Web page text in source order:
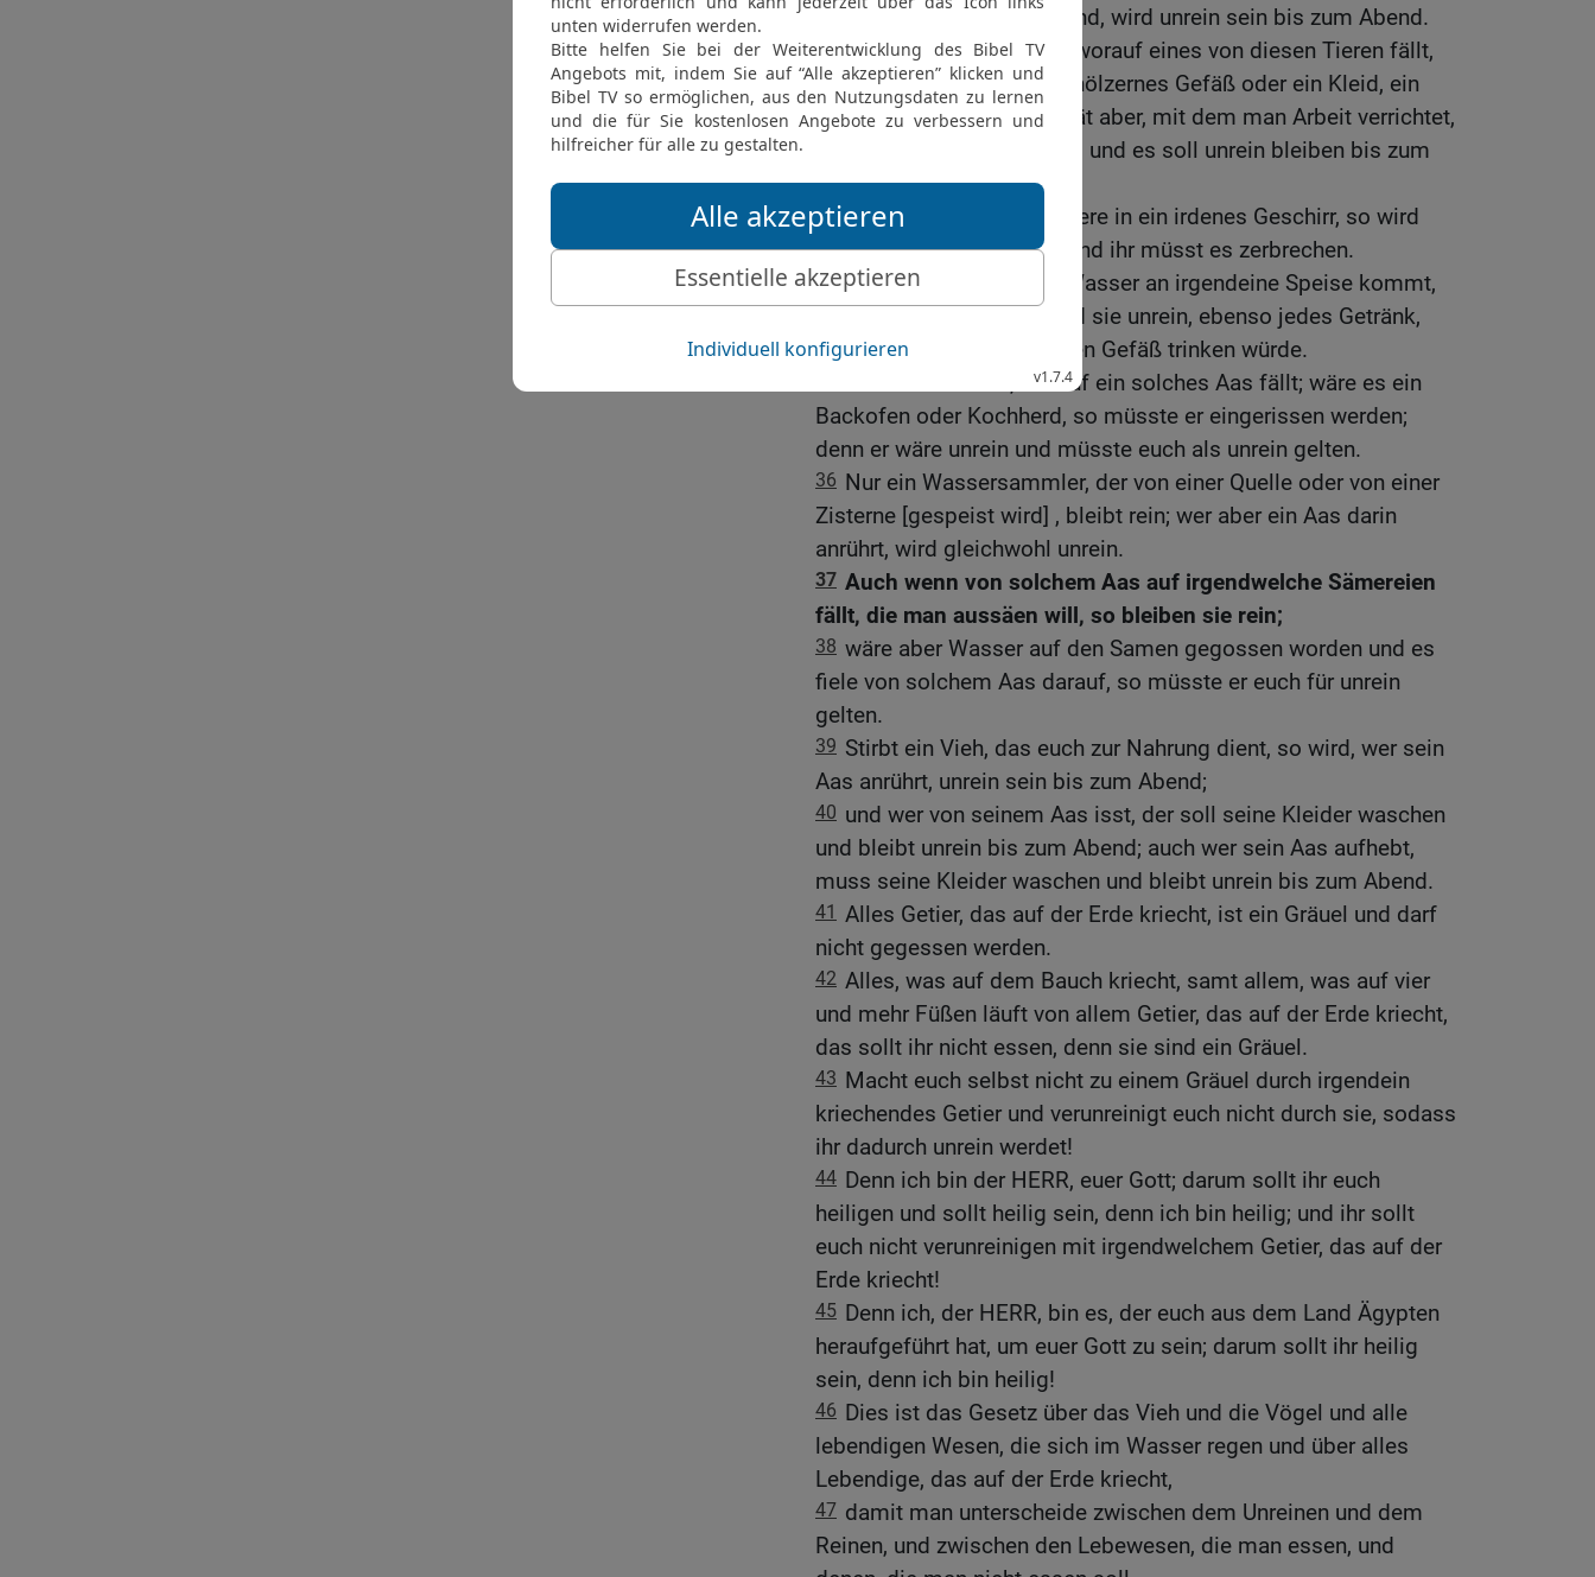
sie anrührt, wenn sie tot sind, wird unrein sein bis zum Abend.
32 Auch wird alles unrein, worauf eines von diesen Tieren fällt,
wenn es tot ist, sei es ein hölzernes Gefäß oder ein Kleid, ein
Fell oder ein Sack; ein Gerät aber, mit dem man Arbeit verrichtet,
soll man ins Wasser legen, und es soll unrein bleiben bis zum
Abend; dann wird es rein.
33 Fällt aber eines jener Tiere in ein irdenes Geschirr, so wird
sein ganzer Inhalt unrein, und ihr müsst es zerbrechen.
34 Wenn etwas von dem Wasser an irgendeine Speise kommt,
die man essen will, so wird sie unrein, ebenso jedes Getränk,
das man aus einem solchen Gefäß trinken würde.
Alles wird unrein, worauf ein solches Aas fällt; wäre es ein
Backofen oder Kochherd, so müsste er eingerissen werden;
denn er wäre unrein und müsste euch als unrein gelten.
36 Nur ein Wassersammler, der von einer Quelle oder von einer
Zisterne [gespeist wird] , bleibt rein; wer aber ein Aas darin
anrührt, wird gleichwohl unrein.
37 Auch wenn von solchem Aas auf irgendwelche Sämereien
fällt, die man aussäen will, so bleiben sie rein;
38 wäre aber Wasser auf den Samen gegossen worden und es
fiele von solchem Aas darauf, so müsste er euch für unrein
gelten.
39 Stirbt ein Vieh, das euch zur Nahrung dient, so wird, wer sein
Aas anrührt, unrein sein bis zum Abend;
40 und wer von seinem Aas isst, der soll seine Kleider waschen
und bleibt unrein bis zum Abend; auch wer sein Aas aufhebt,
muss seine Kleider waschen und bleibt unrein bis zum Abend.
41 Alles Getier, das auf der Erde kriecht, ist ein Gräuel und darf
nicht gegessen werden.
42 Alles, was auf dem Bauch kriecht, samt allem, was auf vier
und mehr Füßen läuft von allem Getier, das auf der Erde kriecht,
das sollt ihr nicht essen, denn sie sind ein Gräuel.
43 Macht euch selbst nicht zu einem Gräuel durch irgendein
kriechendes Getier und verunreinigt euch nicht durch sie, sodass
ihr dadurch unrein werdet!
44 Denn ich bin der HERR, euer Gott; darum sollt ihr euch
heiligen und sollt heilig sein, denn ich bin heilig; und ihr sollt
euch nicht verunreinigen mit irgendwelchem Getier, das auf der
Erde kriecht!
45 Denn ich, der HERR, bin es, der euch aus dem Land Ägypten
heraufgeführt hat, um euer Gott zu sein; darum sollt ihr heilig
sein, denn ich bin heilig!
46 Dies ist das Gesetz über das Vieh und die Vögel und alle
lebendigen Wesen, die sich im Wasser regen und über alles
Lebendige, das auf der Erde kriecht,
47 damit man unterscheide zwischen dem Unreinen und dem
Reinen, und zwischen den Lebewesen, die man essen, und